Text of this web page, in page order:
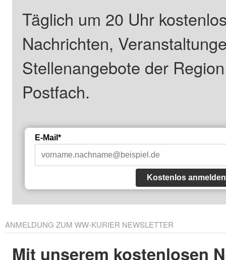
Täglich um 20 Uhr
Nachrichten,
Stellenangebote der
Postfach.
E-Mail*
Kostenlos anmelden
ANMELDUNG ZUM WW-KURIER NEWSLETTER
Mit unserem kostenlosen